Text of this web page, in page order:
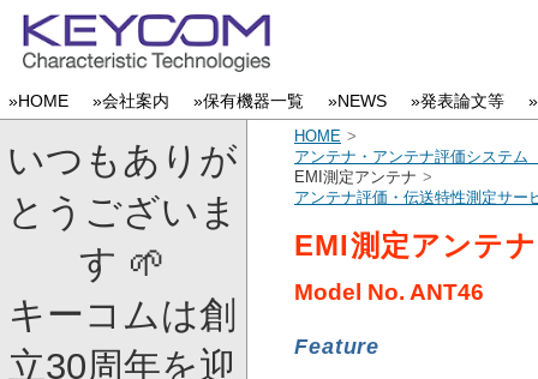
»HOME »会社案内 »保有機器一覧 »NEWS »発表論文等
HOME
アンテナ・アンテナ評価システ
EMI測定アンテナ
アンテナ評価・伝送特性測定サー
EMI測定アンテナ
Model No. ANT46
Feature
いつもありが
とうございま
す 🌱
キーコムは創
立30周年を迎